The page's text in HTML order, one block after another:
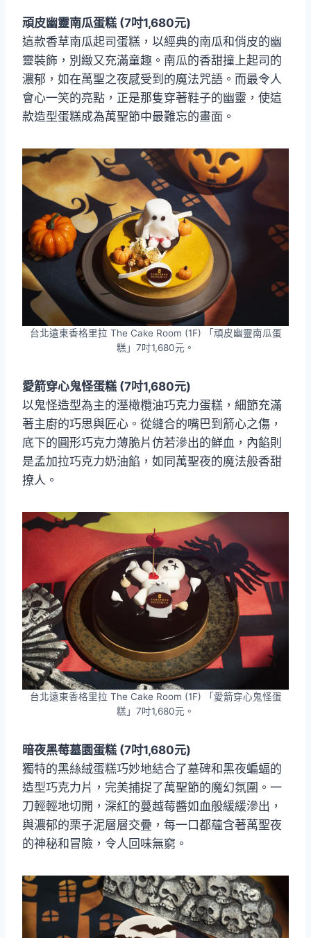
頑皮幽靈南瓜蛋糕 (7吋1,680元)
這款香草南瓜起司蛋糕，以經典的南瓜和俏皮的幽
靈裝飾，別緻又充滿童趣。南瓜的香甜撞上起司的
濃郁，如在萬聖之夜感受到的魔法咒語。而最令人
會心一笑的亮點，正是那隻穿著鞋子的幽靈，使這
款造型蛋糕成為萬聖節中最難忘的畫面。
台北遠東香格里拉 The Cake Room (1F) 「頑皮幽靈南瓜蛋
糕」7吋1,680元。
愛箭穿心鬼怪蛋糕 (7吋1,680元)
以鬼怪造型為主的溼橄欖油巧克力蛋糕，細節充滿
著主廚的巧思與匠心。從縫合的嘴巴到箭心之傷，
底下的圓形巧克力薄脆片仿若滲出的鮮血，內餡則
是孟加拉巧克力奶油餡，如同萬聖夜的魔法般香甜
撩人。
台北遠東香格里拉 The Cake Room (1F) 「愛箭穿心鬼怪蛋
糕」7吋1,680元。
暗夜黑莓墓園蛋糕 (7吋1,680元)
獨特的黑絲絨蛋糕巧妙地結合了墓碑和黑夜蝙蝠的
造型巧克力片，完美捕捉了萬聖節的魔幻氛圍。一
刀輕輕地切開，深紅的蔓越莓醬如血般緩緩滲出，
與濃郁的栗子泥層層交疊，每一口都蘊含著萬聖夜
的神秘和冒險，令人回味無窮。